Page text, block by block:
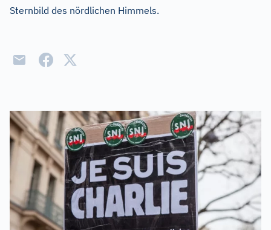
Sternbild des nördlichen Himmels.